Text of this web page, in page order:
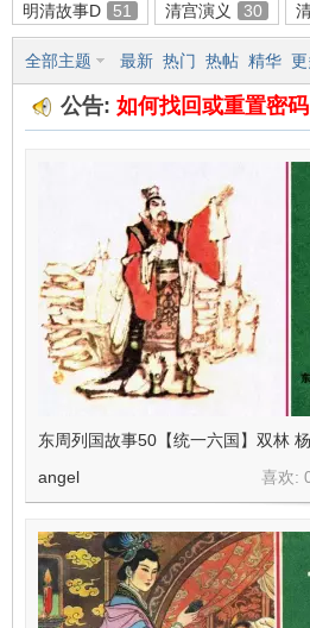
明清故事D
51 清宫演义 30
全部主题 最新 热门 热帖 精华
公告: 如何找回或重置密码
东周列国故事50【统一六国】双林
喜欢:
angel